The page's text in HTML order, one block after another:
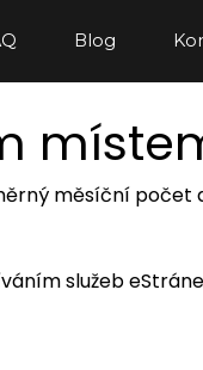
Blog
měsíční
služeb